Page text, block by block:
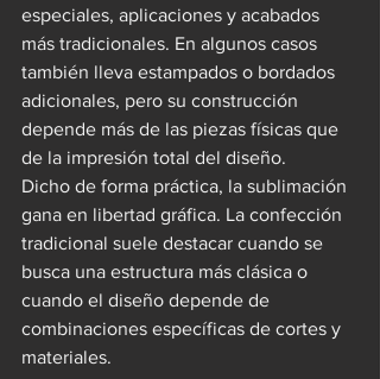
especiales, aplicaciones y acabados
más tradicionales. En algunos casos
también lleva estampados o bordados
adicionales, pero su construcción
depende más de las piezas físicas que
de la impresión total del diseño.
Dicho de forma práctica, la sublimación
gana en libertad gráfica. La confección
tradicional suele destacar cuando se
busca una estructura más clásica o
cuando el diseño depende de
combinaciones específicas de cortes y
materiales.